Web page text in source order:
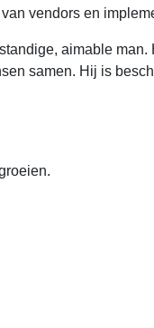
vendors en
aimable
samen. Hij is